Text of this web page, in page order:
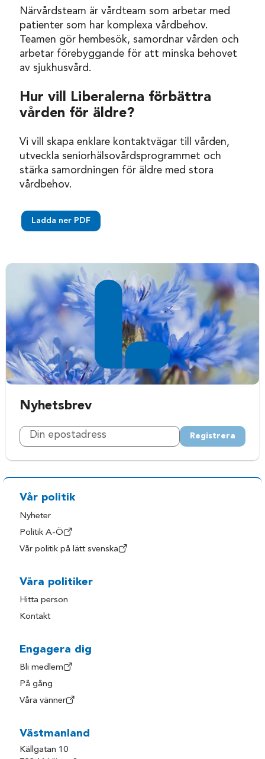
Närvårdsteam är vårdteam som arbetar med
patienter som har komplexa vårdbehov.
Teamen gör hembesök, samordnar vården och
arbetar förebyggande för att minska behovet
av sjukhusvård.
Hur vill Liberalerna förbättra
vården för äldre?
Vi vill skapa enklare kontaktvägar till vården,
utveckla seniorhälsovårdsprogrammet och
stärka samordningen för äldre med stora
vårdbehov.
Ladda ner PDF
Nyhetsbrev
Registrera
Vår politik
Nyheter
Politik A-Ö
Vår politik på lätt svenska
Våra politiker
Hitta person
Kontakt
Engagera dig
Bli medlem
På gång
Våra vänner
Västmanland
Källgatan 10